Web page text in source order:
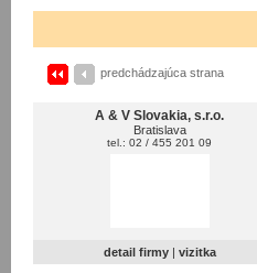
predchádzajúca strana
A & V Slovakia, s.r.o.
Bratislava
tel.: 02 / 455 201 09
detail firmy | vizitka